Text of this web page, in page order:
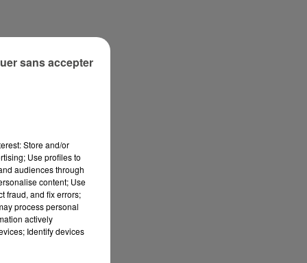
Store and/or
Use profiles to
audiences through
content; Use
fraud, and fix errors;
process personal
actively
Identify devices
sans accepter